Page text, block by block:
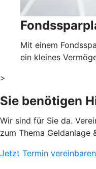
Mit einem
ein kleines
>
Sie benötigen
Wir sind für Sie da.
zum Thema Geldanlage
Jetzt Termin vereinbaren